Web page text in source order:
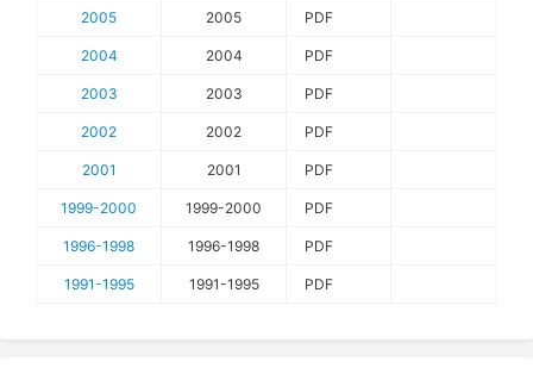
2005 2005 PDF
2004 2004 PDF
2003 2003 PDF
2002 2002 PDF
2001 2001 PDF
1999-2000 1999-2000 PDF
1996-1998 1996-1998 PDF
1991-1995 1991-1995 PDF